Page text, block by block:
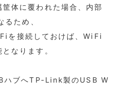
体に覆われた場合、内部
ため、
を接続しておけば、WiFi
なります。
ハブへTP-Link製のUSB W